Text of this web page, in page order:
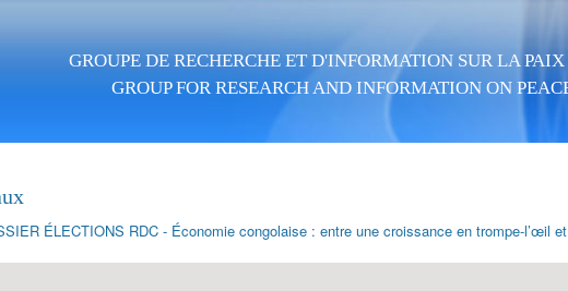
GROUPE DE RECHERCHE ET D'INFORMATION SUR LA
GROUP FOR RESEARCH AND INFORMATION ON
ÉLECTIONS RDC - Économie congolaise : entre une croissance en trompe-l’œil